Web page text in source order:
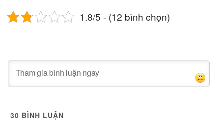
1.8/5 - (12 bình chọn)
30 BÌNH LUẬN